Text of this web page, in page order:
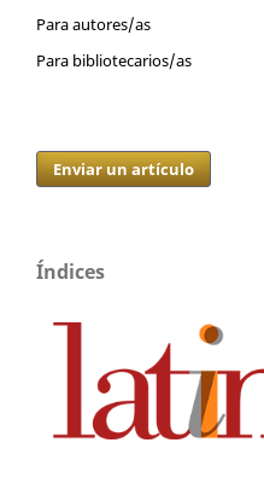
Para autores/as
Para bibliotecarios/as
Enviar un artículo
Índices